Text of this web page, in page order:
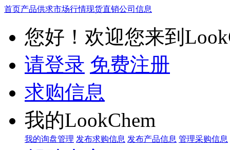
首页产品供求市场行情现货直销公司信息
您好！欢迎您来到
请登录 免费注册
求购信息
我的LookChem
我的询盘管理 发布求购信息 发布产品信息 管理采购信息